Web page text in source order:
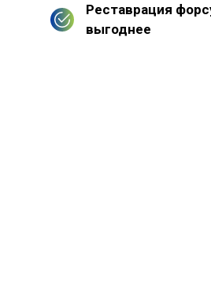
Реставрация
выгоднее